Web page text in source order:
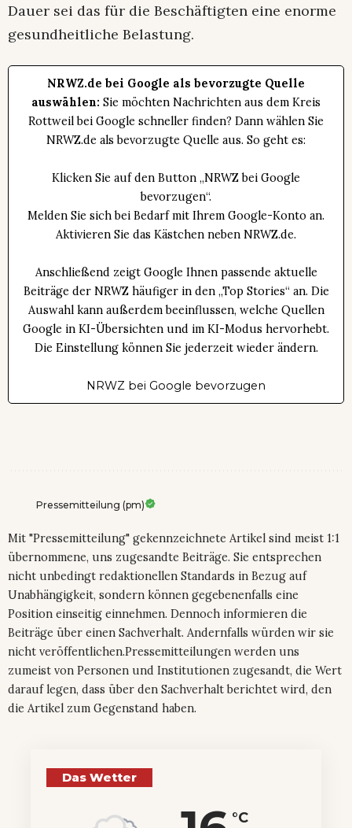
Dauer sei das für die Beschäftigten eine enorme
gesundheitliche Belastung.
NRWZ.de bei Google als bevorzugte Quelle
auswählen: Sie möchten Nachrichten aus dem Kreis
Rottweil bei Google schneller finden? Dann wählen Sie
NRWZ.de als bevorzugte Quelle aus. So geht es:
Klicken Sie auf den Button „NRWZ bei Google
bevorzugen“.
Melden Sie sich bei Bedarf mit Ihrem Google-Konto an.
Aktivieren Sie das Kästchen neben NRWZ.de.
Anschließend zeigt Google Ihnen passende aktuelle
Beiträge der NRWZ häufiger in den „Top Stories“ an. Die
Auswahl kann außerdem beeinflussen, welche Quellen
Google in KI-Übersichten und im KI-Modus hervorhebt.
Die Einstellung können Sie jederzeit wieder ändern.
NRWZ bei Google bevorzugen
Pressemitteilung (pm)
Mit "Pressemitteilung" gekennzeichnete Artikel sind meist 1:1
übernommene, uns zugesandte Beiträge. Sie entsprechen
nicht unbedingt redaktionellen Standards in Bezug auf
Unabhängigkeit, sondern können gegebenenfalls eine
Position einseitig einnehmen. Dennoch informieren die
Beiträge über einen Sachverhalt. Andernfalls würden wir sie
nicht veröffentlichen.Pressemitteilungen werden uns
zumeist von Personen und Institutionen zugesandt, die Wert
darauf legen, dass über den Sachverhalt berichtet wird, den
die Artikel zum Gegenstand haben.
Das Wetter
°C